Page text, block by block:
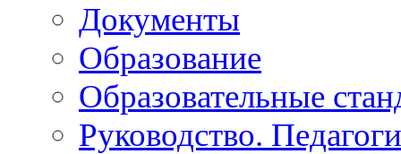
Документы
Образование
Образовательные
Руководство.